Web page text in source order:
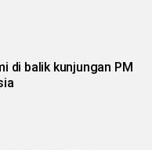
di balik kunjungan PM